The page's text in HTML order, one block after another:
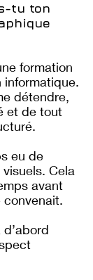
tu ton
formation
informatique.
détendre,
et de tout
eu de
Cela
avant